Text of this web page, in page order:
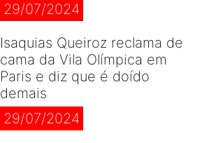
29/07/2024
Isaquias Queiroz reclama de
cama da Vila Olímpica em
Paris e diz que é doído
demais
29/07/2024